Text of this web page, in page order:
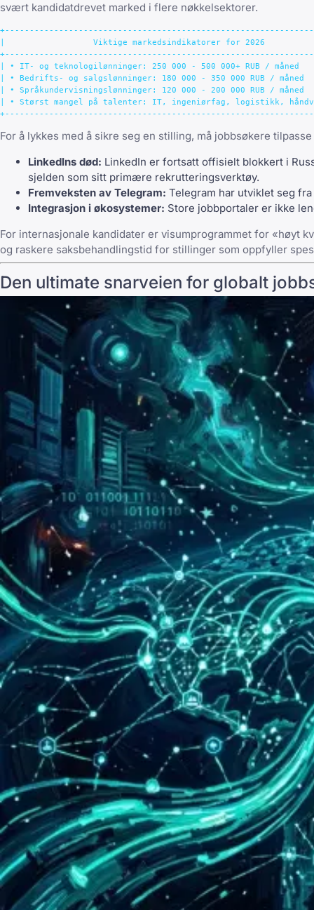
svært kandidatdrevet marked i flere nøkkelsektorer.
|                  Viktige markedsindikatorer for 2026
| • IT- og teknologilønninger: 250 000 - 500 000+ RUB /
| • Bedrifts- og salgslønninger: 180 000 - 350 000 RUB /
| • Språkundervisningslønninger: 120 000 - 200 000 RUB /
| • Størst mangel på talenter: IT, ingeniørfag, logistikk,
For å lykkes med å sikre seg en stilling, må jobbsøkere
LinkedIns død: LinkedIn er fortsatt offisielt blokkert i
sjelden som sitt primære rekrutteringsverktøy.
Fremveksten av Telegram: Telegram har utviklet seg
Integrasjon i økosystemer: Store jobbportaler er ikke
For internasjonale kandidater er visumprogrammet for «høyt
og raskere saksbehandlingstid for stillinger som oppfyller
Den ultimate snarveien for globalt